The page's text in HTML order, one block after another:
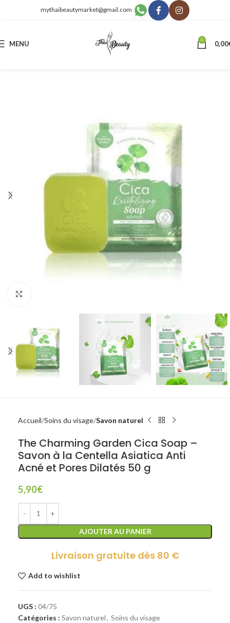
mythaibeautymarket@gmail.com
MENU 0 0,00
Accueil Soins du visage Savon naturel
The Charming Garden Cica Soap –
Savon à la Centella Asiatica Anti
Acné et Pores Dilatés 50 g
5,90€
AJOUTER AU PANIER
Livraison gratuite dès 80 €
Add to wishlist
UGS : 04/75
Catégories : Savon naturel, Soins du visage